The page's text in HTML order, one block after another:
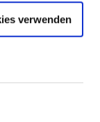
verwenden